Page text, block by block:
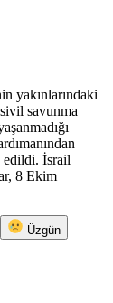
yakınlarındaki
savunma
edildi. İsrail
8 Ekim
Üzgün